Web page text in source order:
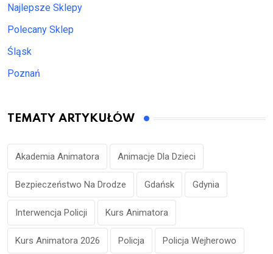
Najlepsze Sklepy
Polecany Sklep
Śląsk
Poznań
TEMATY ARTYKUŁÓW
Akademia Animatora Animacje Dla Dzieci
Bezpieczeństwo Na Drodze Gdańsk Gdynia
Interwencja Policji Kurs Animatora
Kurs Animatora 2026 Policja Policja Wejherowo